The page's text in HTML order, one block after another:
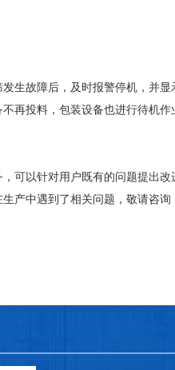
生故障后，及时报警停机，并显
再投料，包装设备也进行待机作
可以针对用户既有的问题提出改
产中遇到了相关问题，敬请咨询